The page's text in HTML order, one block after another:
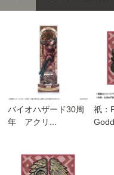
バイオハザード30周
年 アクリ...
祇：